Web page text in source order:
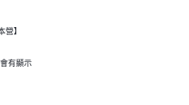
營】
有顯示